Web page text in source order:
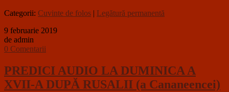
Categorii: Cuvinte de folos
Legătură permanentă
9 februarie 2019
de admin
0 Comentarii
PREDICI AUDIO LA DUMINICA A
XVII-A DUPĂ RUSALII (a Cananeencei)